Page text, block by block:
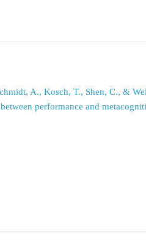
A., Kosch, T., Shen, C., &
performance and